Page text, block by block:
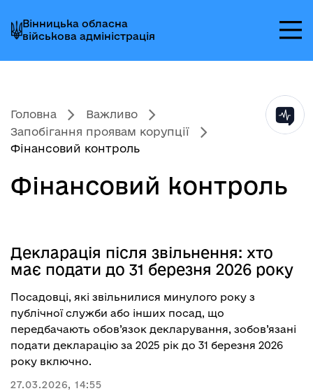
до
головного
меню
до
головного
вмісту
до
головного
колонтитула
Вінницька обласна
військова адміністрація
Головна
Важливо
Запобігання проявам корупції
Фінансовий контроль
Фінансовий контроль
Декларація після звільнення: хто
має подати до 31 березня 2026 року
Посадовці, які звільнилися минулого року з
публічної служби або інших посад, що
передбачають обов’язок декларування, зобов’язані
подати декларацію за 2025 рік до 31 березня 2026
року включно.
27.03.2026, 14:55